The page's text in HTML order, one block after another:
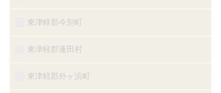
東津軽郡今別町
東津軽郡蓬田村
東津軽郡外ヶ浜町